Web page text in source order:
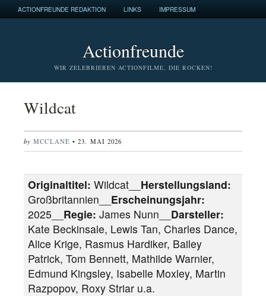
ACTIONFREUNDE REDAKTION LINKS IMPRESSUM
Actionfreunde
WIR ZELEBRIEREN ACTIONFILME, DIE ROCKEN!
Wildcat
by MCCLANE • 23. MAI 2026
Originaltitel: Wildcat__ Herstellungsland:
Großbritannien__ Erscheinungsjahr:
2025__ Regie: James Nunn__ Darsteller:
Kate Beckinsale, Lewis Tan, Charles Dance,
Alice Krige, Rasmus Hardiker, Bailey
Patrick, Tom Bennett, Mathilde Warnier,
Edmund Kingsley, Isabelle Moxley, Martin
Razpopov, Roxy Striar u.a.